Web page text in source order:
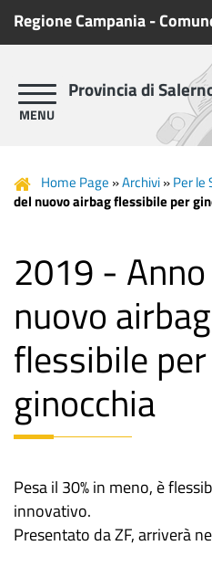
Regione Campania-
Provincia di
Home Page »Archivi»Per le
del nuovo airbag flessibile per
2019 -
nuovo airbag
flessibile per
ginocchia
Pesa il 30% in meno, è
innovativo.
Presentato da ZF, arriverà